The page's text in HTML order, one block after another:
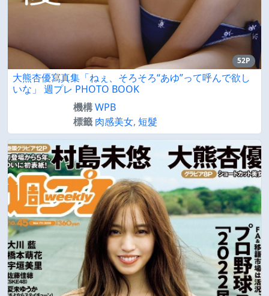
52P
大熊杏優寫真集「ねぇ、そろそろ“あゆ”って呼んで欲し
いな」 週プレ PHOTO BOOK
機構WPB
標籤 肉感美女, 短髮